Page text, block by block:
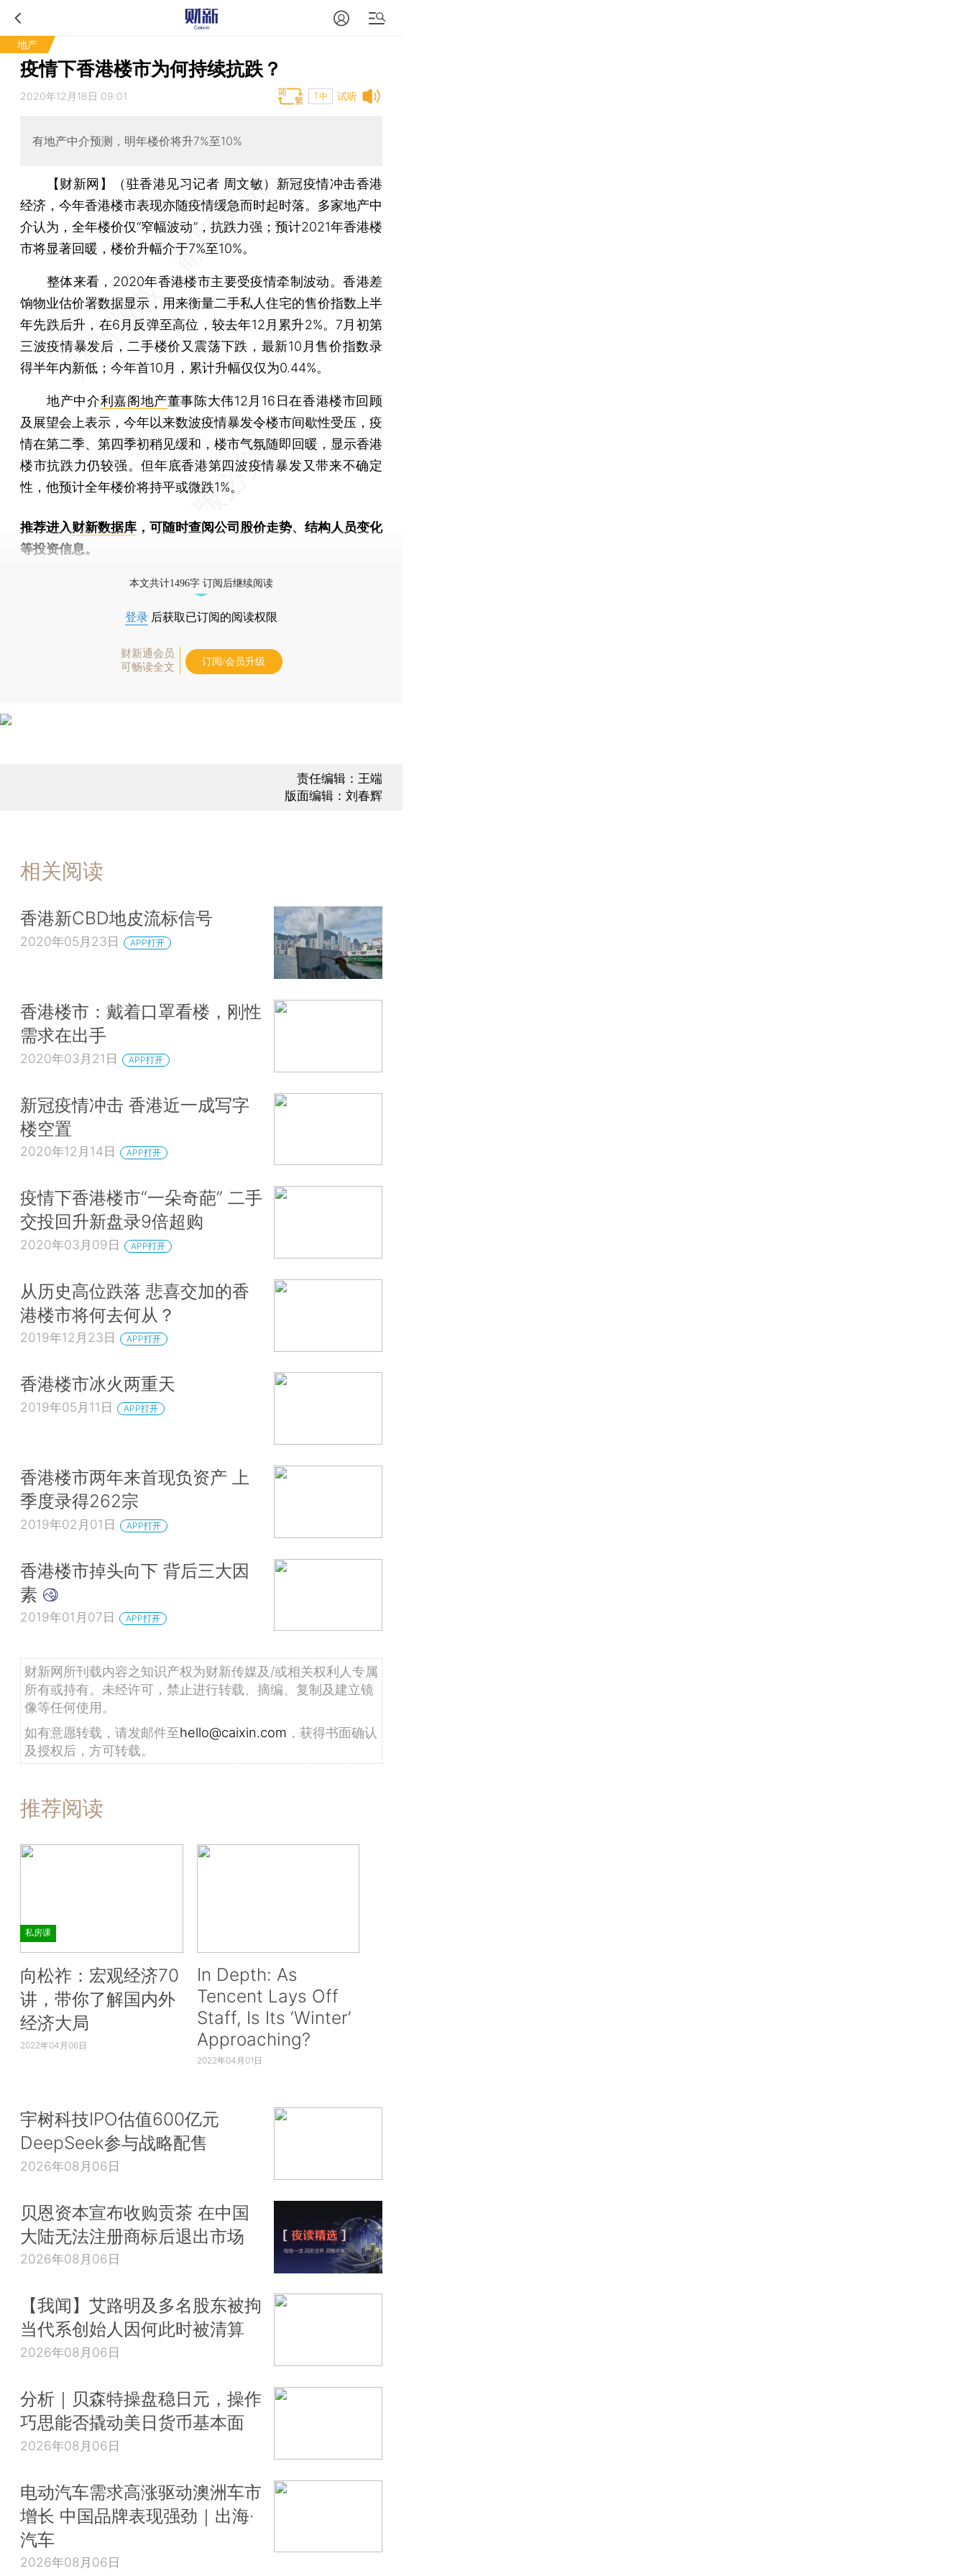
地产
疫情下香港楼市为何持续抗跌？
试听
2020年12月18日 09:01 T中
有地产中介预测，明年楼价将升7%至10%
【财新网】（驻香港见习记者 周文敏） 新冠疫情冲击香港
经济，今年香港楼市表现亦随疫情缓急而时起时落。多家地产中
介认为，全年楼价仅“窄幅波动”，抗跌力强；预计2021年香港楼
市将显著回暖，楼价升幅介于7%至10%。
整体来看，2020年香港楼市主要受疫情牵制波动。香港差
饷物业估价署数据显示，用来衡量二手私人住宅的售价指数上半
年先跌后升，在6月反弹至高位，较去年12月累升2%。7月初第
三波疫情暴发后，二手楼价又震荡下跌，最新10月售价指数录
得半年内新低；今年首10月，累计升幅仅仅为0.44%。
地产中介利嘉阁地产董事陈大伟12月16日在香港楼市回顾
及展望会上表示，今年以来数波疫情暴发令楼市间歇性受压，疫
情在第二季、第四季初稍见缓和，楼市气氛随即回暖，显示香港
楼市抗跌力仍较强。但年底香港第四波疫情暴发又带来不确定
性，他预计全年楼价将持平或微跌1%。
推荐进入财新数据库 ，可随时查阅公司股价走势、结构人员变化
等投资信息。
本文共计1496字 订阅后继续阅读
登录 后获取已订阅的阅读权限
财新通会员
可畅读全文
订阅/会员升级
责任编辑：王端
版面编辑：刘春辉
相关阅读
香港新CBD地皮流标信号
2020年05月23日 APP打开
香港楼市：戴着口罩看楼，刚性
需求在出手
2020年03月21日 APP打开
新冠疫情冲击 香港近一成写字
楼空置
2020年12月14日 APP打开
疫情下香港楼市“一朵奇葩” 二手
交投回升新盘录9倍超购
2020年03月09日 APP打开
从历史高位跌落 悲喜交加的香
港楼市将何去何从？
2019年12月23日 APP打开
香港楼市冰火两重天
2019年05月11日 APP打开
香港楼市两年来首现负资产 上
季度录得262宗
2019年02月01日 APP打开
香港楼市掉头向下 背后三大因
素
2019年01月07日 APP打开
财新网所刊载内容之知识产权为财新传媒及/或相关权利人专属
所有或持有。未经许可，禁止进行转载、摘编、复制及建立镜
像等任何使用。
如有意愿转载，请发邮件至hello@caixin.com ，获得书面确认
及授权后，方可转载。
推荐阅读
私房课
向松祚：宏观经济70
讲，带你了解国内外
经济大局
2022年04月06日
In Depth: As
Tencent Lays Off
Staff, Is Its ‘Winter’
Approaching?
2022年04月01日
宇树科技IPO估值600亿元
DeepSeek参与战略配售
2026年08月06日
贝恩资本宣布收购贡茶 在中国
大陆无法注册商标后退出市场
2026年08月06日
【我闻】艾路明及多名股东被拘
当代系创始人因何此时被清算
2026年08月06日
分析｜贝森特操盘稳日元，操作
巧思能否撬动美日货币基本面
2026年08月06日
电动汽车需求高涨驱动澳洲车市
增长 中国品牌表现强劲｜出海·
汽车
2026年08月06日